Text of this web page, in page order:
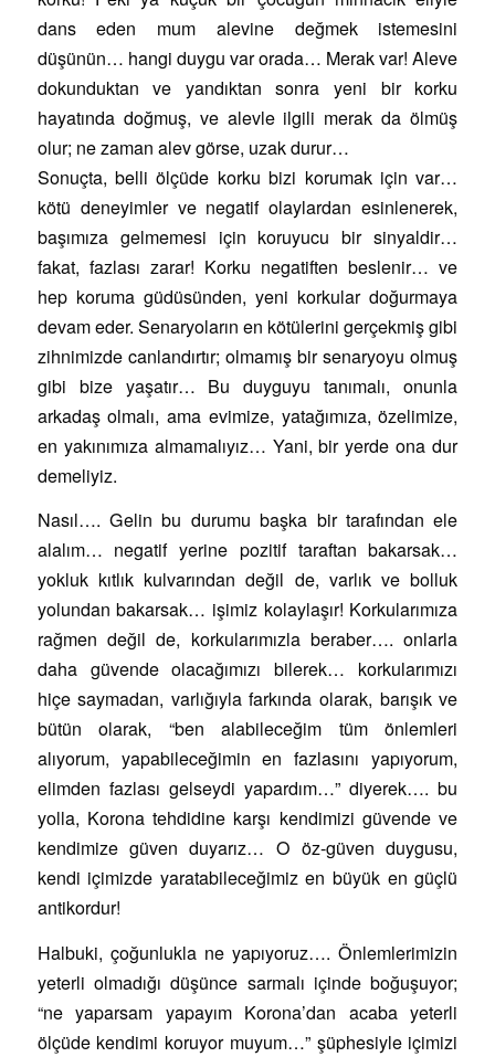
dans eden mum alevine değmek istemesini
düşünün… hangi duygu var orada… Merak var! Aleve
dokunduktan ve yandıktan sonra yeni bir korku
hayatında doğmuş, ve alevle ilgili merak da ölmüş
olur; ne zaman alev görse, uzak durur…
Sonuçta, belli ölçüde korku bizi korumak için var…
kötü deneyimler ve negatif olaylardan esinlenerek,
başımıza gelmemesi için koruyucu bir sinyaldir…
fakat, fazlası zarar! Korku negatiften beslenir… ve
hep koruma güdüsünden, yeni korkular doğurmaya
devam eder. Senaryoların en kötülerini gerçekmiş gibi
zihnimizde canlandırtır; olmamış bir senaryoyu olmuş
gibi bize yaşatır… Bu duyguyu tanımalı, onunla
arkadaş olmalı, ama evimize, yatağımıza, özelimize,
en yakınımıza almamalıyız… Yani, bir yerde ona dur
demeliyiz.
Nasıl…. Gelin bu durumu başka bir tarafından ele
alalım… negatif yerine pozitif taraftan bakarsak…
yokluk kıtlık kulvarından değil de, varlık ve bolluk
yolundan bakarsak… işimiz kolaylaşır! Korkularımıza
rağmen değil de, korkularımızla beraber…. onlarla
daha güvende olacağımızı bilerek… korkularımızı
hiçe saymadan, varlığıyla farkında olarak, barışık ve
bütün olarak, “ben alabileceğim tüm önlemleri
alıyorum, yapabileceğimin en fazlasını yapıyorum,
elimden fazlası gelseydi yapardım…” diyerek…. bu
yolla, Korona tehdidine karşı kendimizi güvende ve
kendimize güven duyarız… O öz-güven duygusu,
kendi içimizde yaratabileceğimiz en büyük en güçlü
antikordur!
Halbuki, çoğunlukla ne yapıyoruz…. Önlemlerimizin
yeterli olmadığı düşünce sarmalı içinde boğuşuyor;
“ne yaparsam yapayım Korona’dan acaba yeterli
ölçüde kendimi koruyor muyum…” şüphesiyle içimizi